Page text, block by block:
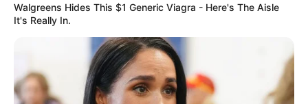
Walgreens Hides This $1 Generic Viagra - Here's The Aisle
It's Really In.